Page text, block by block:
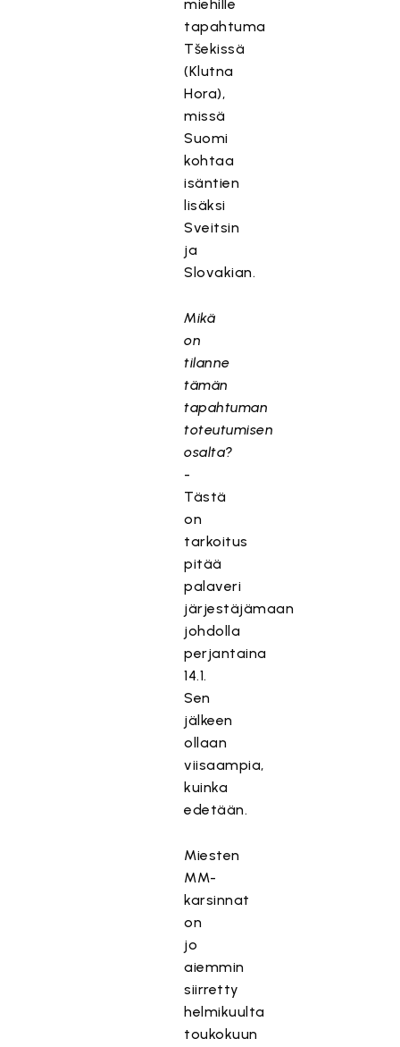
miehille
tapahtuma
Tšekissä
(Klutna
Hora),
missä
Suomi
kohtaa
isäntien
lisäksi
Sveitsin
ja
Slovakian.
Mikä
on
tilanne
tämän
tapahtuman
toteutumisen
osalta?
-
Tästä
on
tarkoitus
pitää
palaveri
järjestäjämaan
johdolla
perjantaina
14.1.
Sen
jälkeen
ollaan
viisaampia,
kuinka
edetään.
Miesten
MM-
karsinnat
on
jo
aiemmin
siirretty
helmikuulta
toukokuun